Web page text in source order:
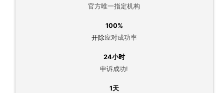
官方唯一指定机构
100%
开除应对成功率
24小时
申诉成功!
1天